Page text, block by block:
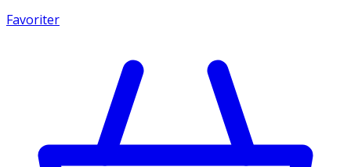
Favoriter